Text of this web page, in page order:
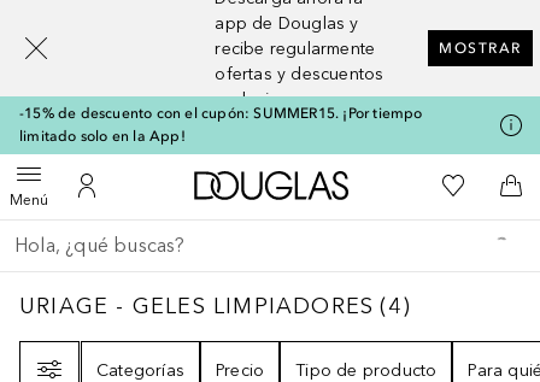
app de Douglas y
recibe regularmente
ofertas y descuentos
exclusivos
MOSTRAR
-15% de descuento con el cupón: SUMMER15. ¡Por tiempo
limitado solo en la App!
MenúAbrir menúMi cuenta
A Douglas HomeMi lista de
A
Regresar
Ejecutar búsqueda
URIAGE - GELES LIMPIADORES4
URIAGE - GELES LIMPIADORES (4)
Categorías
Precio Tipo de producto Para
[navigation.slideout.screenreader]